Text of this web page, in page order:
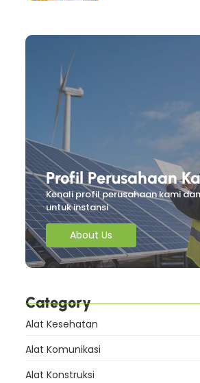
Profil Perusahaan
Kenali profil perusahaan kami
untuk instansi
About Us
Category
Alat Kesehatan
Alat Komunikasi
Alat Konstruksi